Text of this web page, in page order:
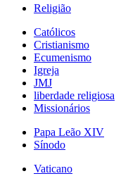
Religião
Católicos
Cristianismo
Ecumenismo
Igreja
JMJ
liberdade religiosa
Missionários
Papa Leão XIV
Sínodo
Vaticano